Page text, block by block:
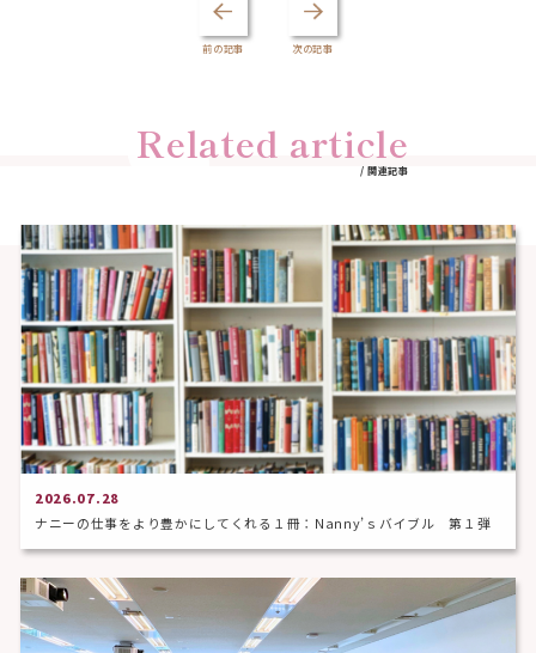
前の記事 次の記事
Related article
/ 関連記事
2026.07.28
ナニーの仕事をより豊かにしてくれる１冊：Nanny’ｓバイブル 第１弾